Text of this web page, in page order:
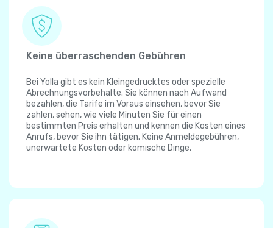
Keine überraschenden Gebühren
Bei Yolla gibt es kein Kleingedrucktes oder spezielle
Abrechnungsvorbehalte. Sie können nach Aufwand
bezahlen, die Tarife im Voraus einsehen, bevor Sie
zahlen, sehen, wie viele Minuten Sie für einen
bestimmten Preis erhalten und kennen die Kosten eines
Anrufs, bevor Sie ihn tätigen. Keine Anmeldegebühren,
unerwartete Kosten oder komische Dinge.